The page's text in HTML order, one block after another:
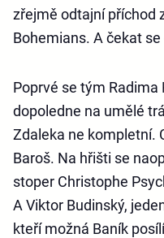
zřejmě odtajní příchod
Bohemians. A čekat
Poprvé se tým Radima
dopoledne na umělé
Zdaleka ne kompletní.
Baroš. Na hřišti se
stoper Christophe
A Viktor Budinský,
kteří možná Baník